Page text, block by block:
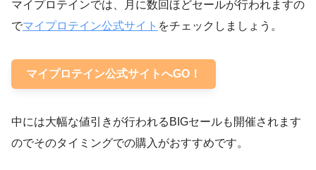
マイプロテインでは、月に数回ほどセールが行われますの
でマイプロテイン公式サイト をチェックしましょう。
マイプロテイン公式サイトへGO！
中には大幅な値引きが行われるBIGセールも開催されます
のでそのタイミングでの購入がおすすめです。